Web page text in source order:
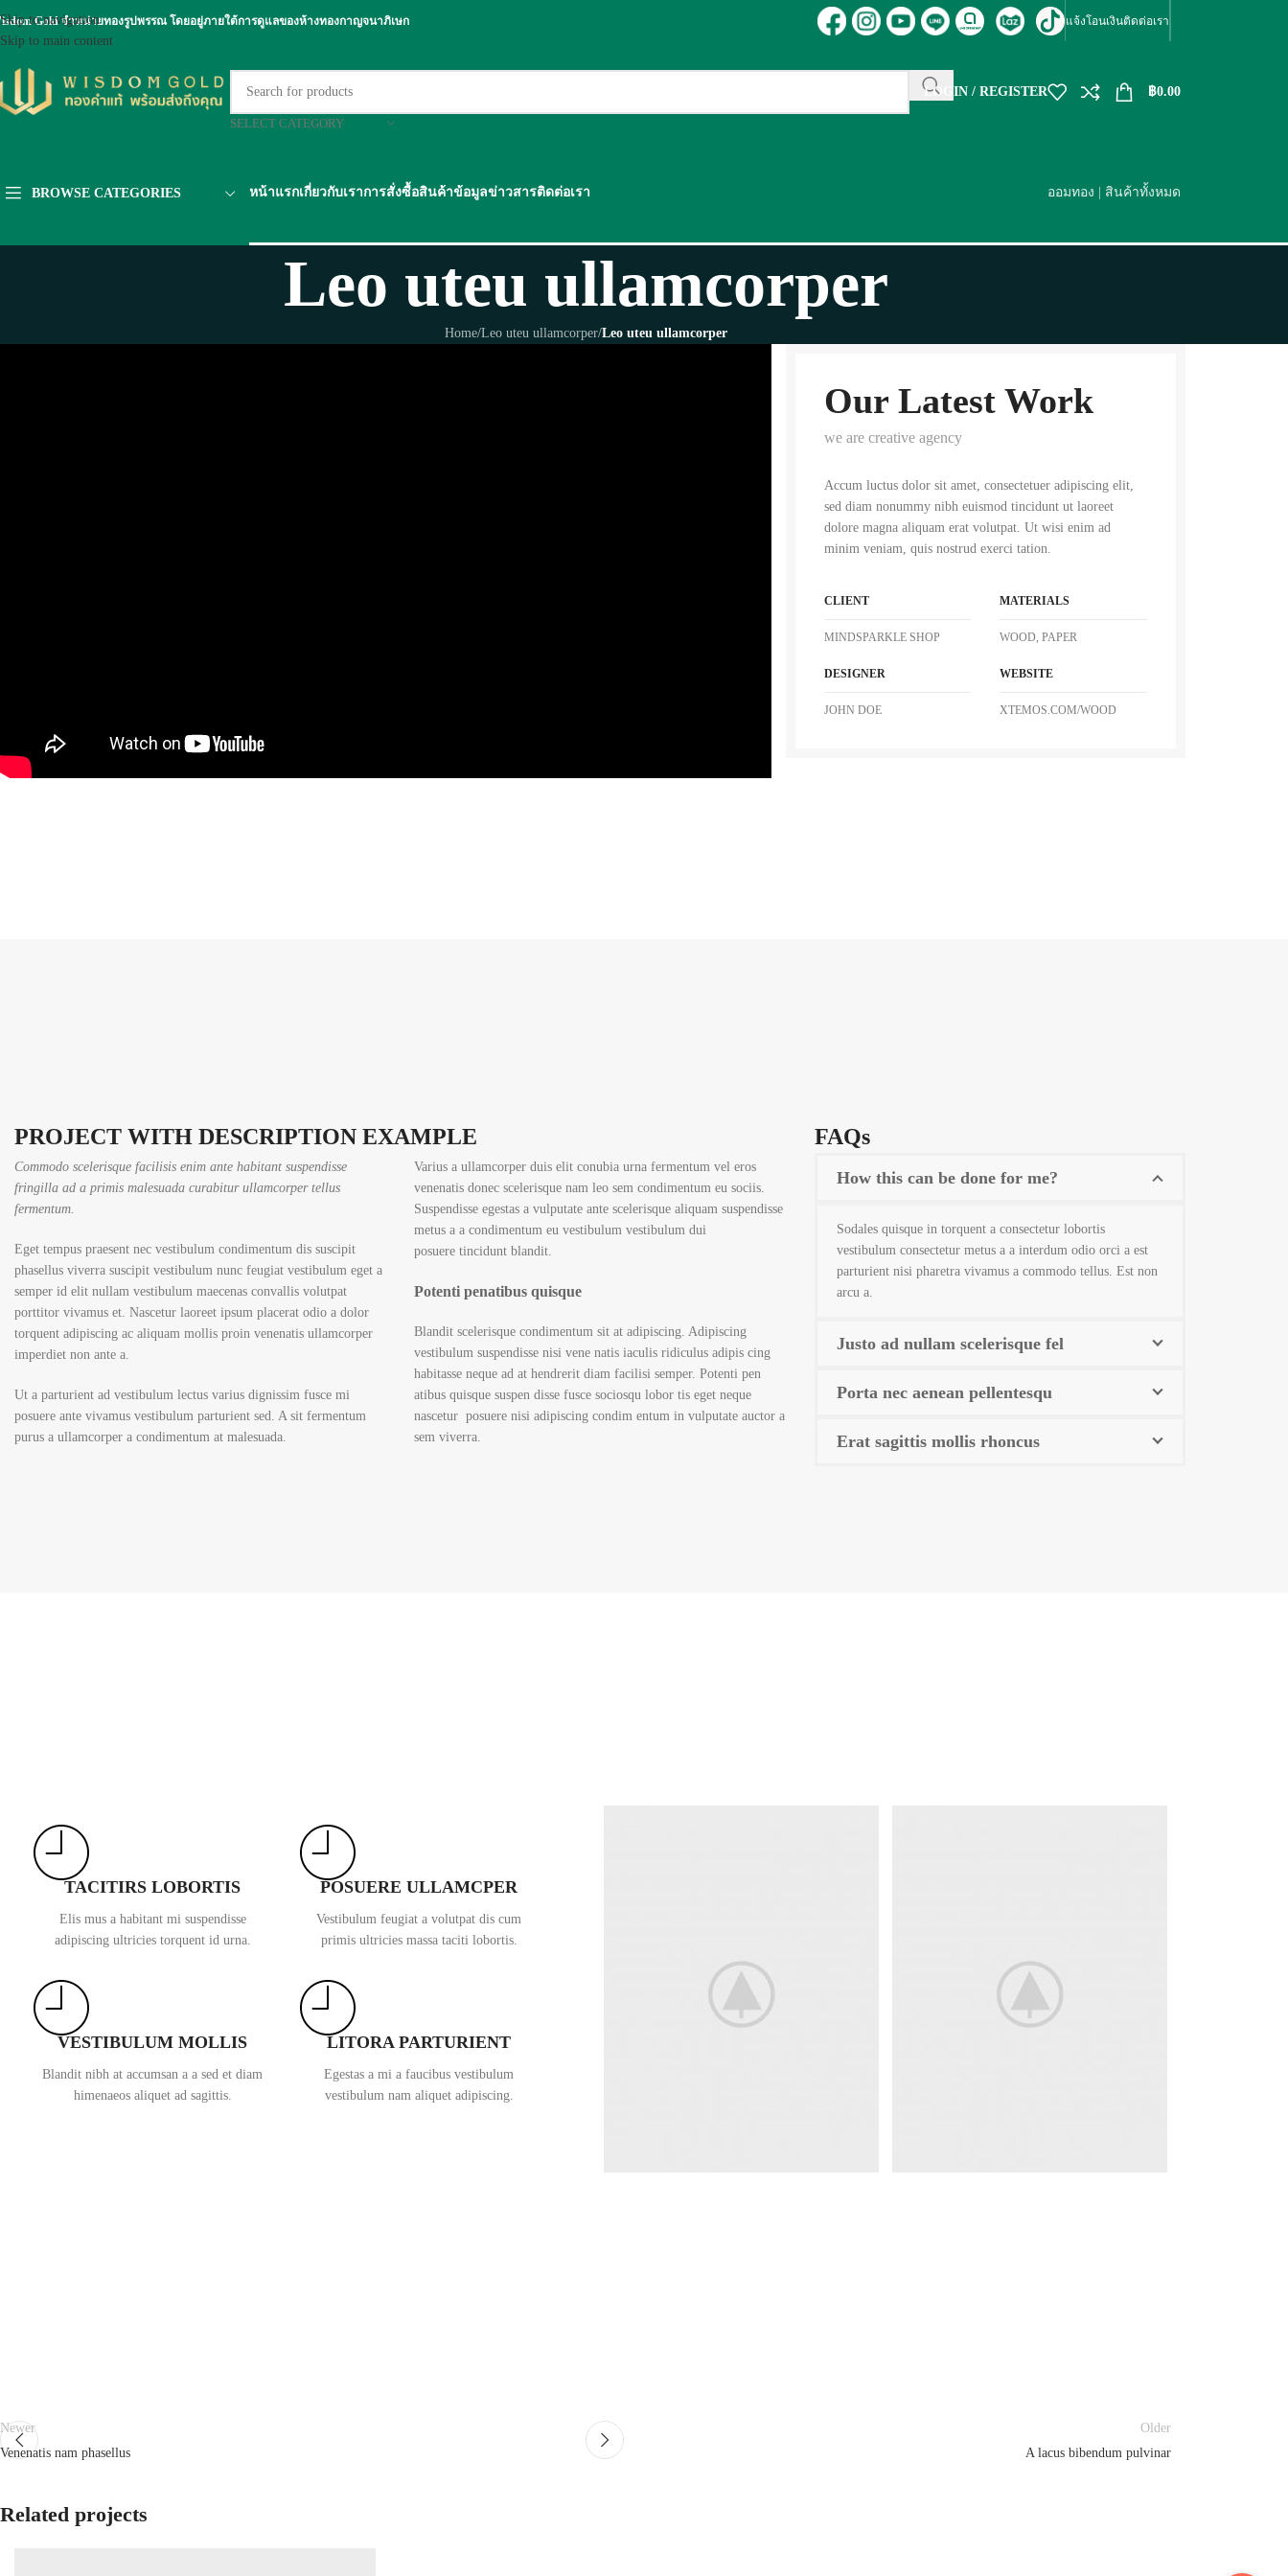
Skip to navigation
Skip to main content
Gold จำหน่ายทองรูปพรรณ โดยอยู่ภายใต้การดูแลของห้างทองกาญจนาภิเษก แจ้งโอนเงินติดต่อเรา
SELECT CATEGORY
LOGIN / REGISTER ฿0.00
BROWSE CATEGORIES หน้าแรกเกี่ยวกับเราการสั่งซื้อสินค้าข้อมูลข่าวสารติดต่อเรา ออมทอง | สินค้าทั้งหมด
Leo uteu ullamcorper
Home/Leo uteu ullamcorper/Leo uteu ullamcorper
Our Latest Work
we are creative agency
Accum luctus dolor sit amet, consectetuer adipiscing elit,
sed diam nonummy nibh euismod tincidunt ut laoreet
dolore magna aliquam erat volutpat. Ut wisi enim ad
minim veniam, quis nostrud exerci tation.
CLIENT
MINDSPARKLE SHOP
DESIGNER
JOHN DOE
MATERIALS
WOOD, PAPER
WEBSITE
XTEMOS.COM/WOOD
PROJECT WITH DESCRIPTION EXAMPLE
Commodo scelerisque facilisis enim ante habitant suspendisse
fringilla ad a primis malesuada curabitur ullamcorper tellus
fermentum.
Eget tempus praesent nec vestibulum condimentum dis suscipit
phasellus viverra suscipit vestibulum nunc feugiat vestibulum eget a
semper id elit nullam vestibulum maecenas convallis volutpat
porttitor vivamus et. Nascetur laoreet ipsum placerat odio a dolor
torquent adipiscing ac aliquam mollis proin venenatis ullamcorper
imperdiet non ante a.
Ut a parturient ad vestibulum lectus varius dignissim fusce mi
posuere ante vivamus vestibulum parturient sed. A sit fermentum
purus a ullamcorper a condimentum at malesuada.
Varius a ullamcorper duis elit conubia urna fermentum vel eros
venenatis donec scelerisque nam leo sem condimentum eu sociis.
Suspendisse egestas a vulputate ante scelerisque aliquam suspendisse
metus a a condimentum eu vestibulum vestibulum dui
posuere tincidunt blandit.
Potenti penatibus quisque
Blandit scelerisque condimentum sit at adipiscing. Adipiscing
vestibulum suspendisse nisi vene natis iaculis ridiculus adipis cing
habitasse neque ad at hendrerit diam facilisi semper. Potenti pen
atibus quisque suspen disse fusce sociosqu lobor tis eget neque
nascetur posuere nisi adipiscing condim entum in vulputate auctor a
sem viverra.
FAQs
How this can be done for me?
Sodales quisque in torquent a consectetur lobortis
vestibulum consectetur metus a a interdum odio orci a est
parturient nisi pharetra vivamus a commodo tellus. Est non
arcu a.
Justo ad nullam scelerisque fel
Porta nec aenean pellentesqu
Erat sagittis mollis rhoncus
TACITIRS LOBORTIS
Elis mus a habitant mi suspendisse
adipiscing ultricies torquent id urna.
VESTIBULUM MOLLIS
Blandit nibh at accumsan a a sed et diam
himenaeos aliquet ad sagittis.
POSUERE ULLAMCPER
Vestibulum feugiat a volutpat dis cum
primis ultricies massa taciti lobortis.
LITORA PARTURIENT
Egestas a mi a faucibus vestibulum
vestibulum nam aliquet adipiscing.
Newer
Venenatis nam phasellus
Older
A lacus bibendum pulvinar
Related projects